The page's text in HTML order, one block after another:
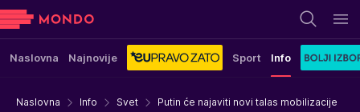
Naslovna Najnovije Sport Info
Naslovna Info Svet Putin će najaviti novi talas mobilizacije